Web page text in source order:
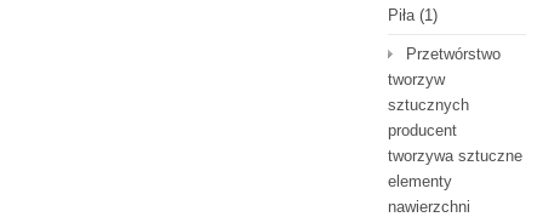
Piła(1)
Przetwórstwo
tworzyw
sztucznych
producent
tworzywa sztuczne
elementy
nawierzchni